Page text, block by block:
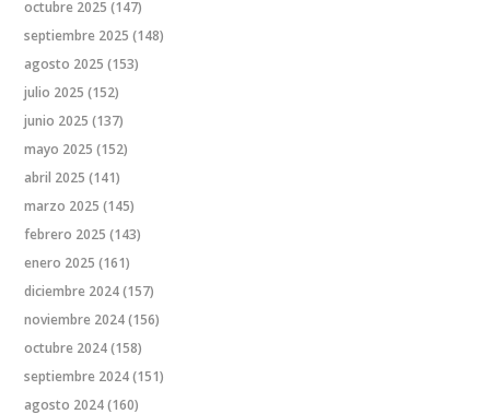
octubre 2025 (147)
septiembre 2025 (148)
agosto 2025 (153)
julio 2025 (152)
junio 2025 (137)
mayo 2025 (152)
abril 2025 (141)
marzo 2025 (145)
febrero 2025 (143)
enero 2025 (161)
diciembre 2024(157)
noviembre 2024(156)
octubre 2024(158)
septiembre 2024(151)
agosto 2024(160)